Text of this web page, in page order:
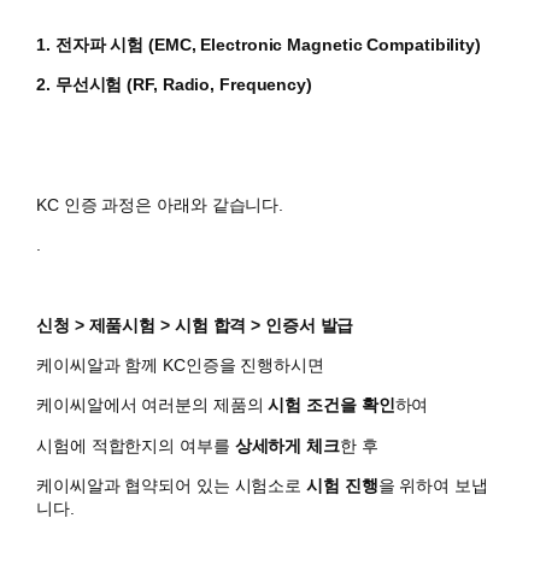
1. 전자파 시험 (EMC, Electronic Magnetic Compatibility)
2. 무선시험 (RF, Radio, Frequency)
KC 인증 과정은 아래와 같습니다.
.
신청 > 제품시험 > 시험 합격 > 인증서 발급
케이씨알과 함께 KC인증을 진행하시면
​케이씨알에서 여러분의 제품의시험 조건을 확인하여
시험에 적합한지의 여부를 상세하게 체크한 후
케이씨알과 협약되어 있는 시험소로시험 진행을 위하여 보냅
니다.